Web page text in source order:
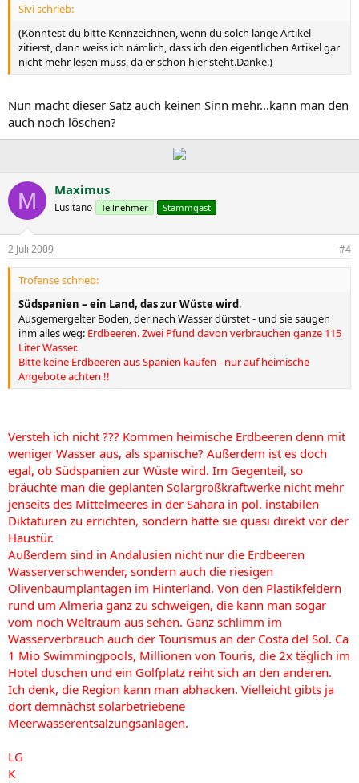
Sivi schrieb:
(Könntest du bitte Kennzeichnen, wenn du solch lange Artikel
zitierst, dann weiss ich nämlich, dass ich den eigentlichen Artikel gar
nicht mehr lesen muss, da er schon hier steht.Danke.)
Nun macht dieser Satz auch keinen Sinn mehr...kann man den
auch noch löschen?
M Maximus
Lusitano Teilnehmer Stammgast
2 Juli 2009 #4
Trofense schrieb:
Südspanien – ein Land, das zur Wüste wird.
Ausgemergelter Boden, der nach Wasser dürstet - und sie saugen
ihm alles weg: Erdbeeren. Zwei Pfund davon verbrauchen ganze 115
Liter Wasser.
Bitte keine Erdbeeren aus Spanien kaufen - nur auf heimische
Angebote achten !!
Versteh ich nicht ??? Kommen heimische Erdbeeren denn mit
weniger Wasser aus, als spanische? Außerdem ist es doch
egal, ob Südspanien zur Wüste wird. Im Gegenteil, so
bräuchte man die geplanten Solargroßkraftwerke nicht mehr
jenseits des Mittelmeeres in der Sahara in pol. instabilen
Diktaturen zu errichten, sondern hätte sie quasi direkt vor der
Haustür.
Außerdem sind in Andalusien nicht nur die Erdbeeren
Wasserverschwender, sondern auch die riesigen
Olivenbaumplantagen im Hinterland. Von den Plastikfeldern
rund um Almeria ganz zu schweigen, die kann man sogar
vom noch Weltraum aus sehen. Ganz schlimm im
Wasserverbrauch auch der Tourismus an der Costa del Sol. Ca
1 Mio Swimmingpools, Millionen von Touris, die 2x täglich im
Hotel duschen und ein Golfplatz reiht sich an den anderen.
Ich denk, die Region kann man abhacken. Vielleicht gibts ja
dort demnächst solarbetriebene
Meerwasserentsalzungsanlagen.
LG
K